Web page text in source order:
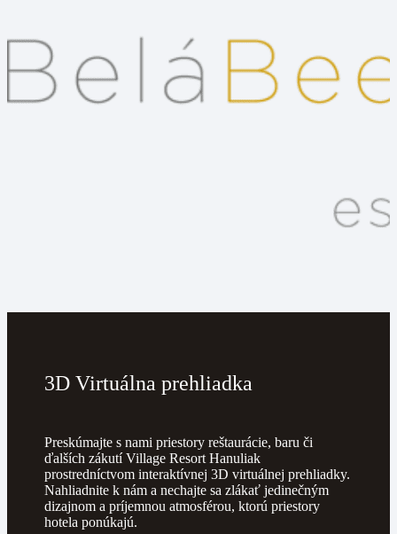
3D Virtuálna prehliadka
Preskúmajte s nami priestory reštaurácie, baru či
ďalších zákutí Village Resort Hanuliak
prostredníctvom interaktívnej 3D virtuálnej prehliadky.
Nahliadnite k nám a nechajte sa zlákať jedinečným
dizajnom a príjemnou atmosférou, ktorú priestory
hotela ponúkajú.